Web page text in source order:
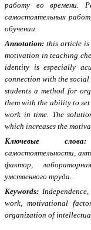
работу во времени.
самостоятельных
обучении.
Annotation: this article is
motivation in teaching
identity is especially
connection with the
students a method for
them with the ability to
work in time. The
which increases the
Ключевые слова:
самостоятельности,
фактор,
умственного труда.
Keywords:
work, motivational
organization of